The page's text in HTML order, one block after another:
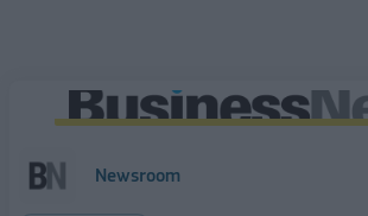
Newsroom